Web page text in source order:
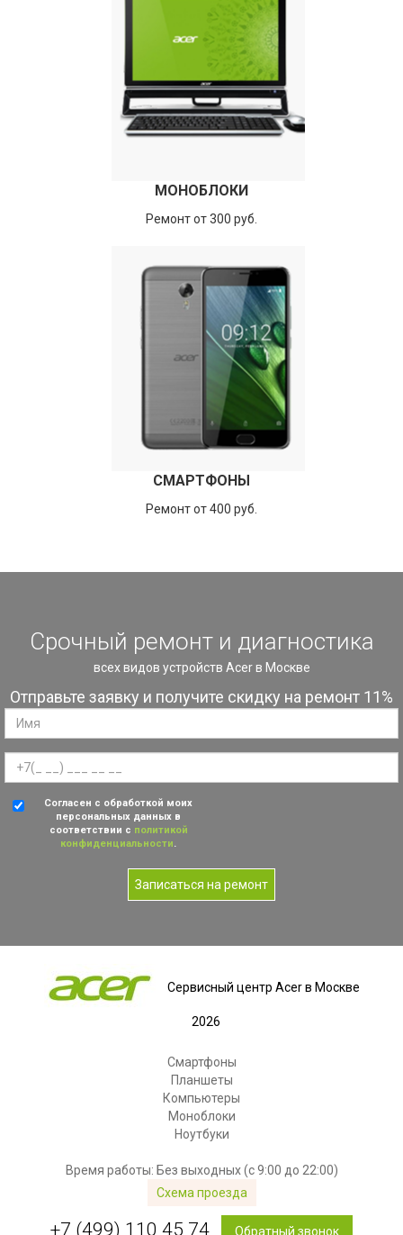
МОНОБЛОКИ
Ремонт от 300 руб.
СМАРТФОНЫ
Ремонт от 400 руб.
Срочный ремонт и диагностика
всех видов устройств Acer в Москве
Отправьте заявку и получите скидку на ремонт 11%
Согласен с обработкой моих
персональных данных в
соответствии с политикой
конфиденциальности.
Записаться на ремонт
Сервисный центр Acer в Москве
2026
Смартфоны
Планшеты
Компьютеры
Моноблоки
Ноутбуки
Время работы: Без выходных (с 9:00 до 22:00)
Схема проезда
+7 (499) 110 45 74 Обратный звонок